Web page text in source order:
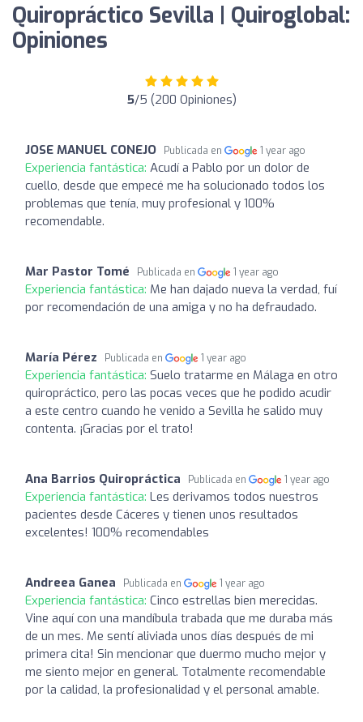
Quiropráctico Sevilla | Quiroglobal:
Opiniones
5/5 (200 Opiniones)
JOSE MANUEL CONEJO Publicada en 1 year ago
Experiencia fantástica: Acudí a Pablo por un dolor de
cuello, desde que empecé me ha solucionado todos los
problemas que tenía, muy profesional y 100%
recomendable.
Mar Pastor Tomé Publicada en 1 year ago
Experiencia fantástica: Me han dajado nueva la verdad, fuí
por recomendación de una amiga y no ha defraudado.
María Pérez Publicada en 1 year ago
Experiencia fantástica: Suelo tratarme en Málaga en otro
quiropráctico, pero las pocas veces que he podido acudir
a este centro cuando he venido a Sevilla he salido muy
contenta. ¡Gracias por el trato!
Ana Barrios Quiropráctica Publicada en 1 year ago
Experiencia fantástica: Les derivamos todos nuestros
pacientes desde Cáceres y tienen unos resultados
excelentes! 100% recomendables
Andreea Ganea Publicada en 1 year ago
Experiencia fantástica: Cinco estrellas bien merecidas.
Vine aquí con una mandíbula trabada que me duraba más
de un mes. Me sentí aliviada unos días después de mi
primera cita! Sin mencionar que duermo mucho mejor y
me siento mejor en general. Totalmente recomendable
por la calidad, la profesionalidad y el personal amable.